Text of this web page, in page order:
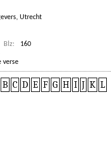
Utrecht
Blz:
160
verse
B C D E F G H I J K L